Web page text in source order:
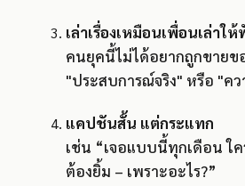
เล่าเรื่องเหมือนเพื่อนเล่าใ
คนยุคนี้ไม่ได้อยากถูกขายข
"ประสบการณ์จริง" หรือ "คว
แคปชันสั้น แต่กระแทก
เช่น “เจอแบบนี้ทุกเดือน ใ
ต้องยิ้ม – เพราะอะไร?”